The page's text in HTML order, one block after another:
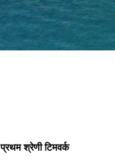
प्रथम श्रेणी टिमवर्क